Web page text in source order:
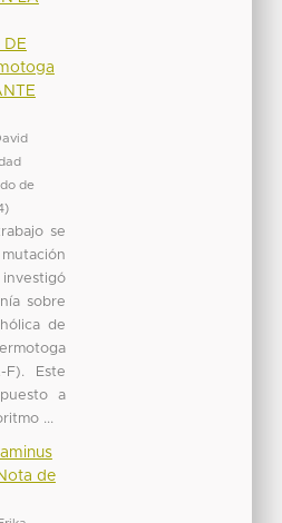
DE
de
)
se
sobre
de
F). Este
a
...
de